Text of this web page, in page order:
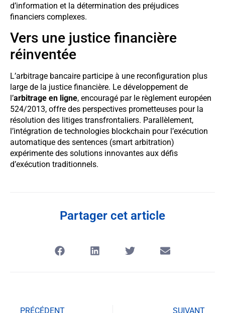
d’information et la détermination des préjudices
financiers complexes.
Vers une justice financière
réinventée
L’arbitrage bancaire participe à une reconfiguration plus
large de la justice financière. Le développement de
l’arbitrage en ligne, encouragé par le règlement européen
524/2013, offre des perspectives prometteuses pour la
résolution des litiges transfrontaliers. Parallèlement,
l’intégration de technologies blockchain pour l’exécution
automatique des sentences (smart arbitration)
expérimente des solutions innovantes aux défis
d’exécution traditionnels.
Partager cet article
PRÉCÉDENT
SUIVANT